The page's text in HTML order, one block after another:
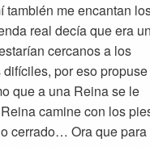
también me encantan
real decía que era
cercanos a los
por eso propuse
que a una Reina se le
camine con los
cerrado… Ora que para